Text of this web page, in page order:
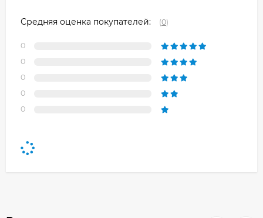
Средняя оценка покупателей: (0)
0
0
0
0
0